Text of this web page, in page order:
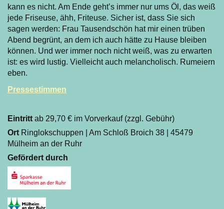
kann es nicht. Am Ende geht’s immer nur ums Öl, das weiß
jede Friseuse, ähh, Friteuse. Sicher ist, dass Sie sich
sagen werden: Frau Tausendschön hat mir einen trüben
Abend begrünt, an dem ich auch hätte zu Hause bleiben
können. Und wer immer noch nicht weiß, was zu erwarten
ist: es wird lustig. Vielleicht auch melancholisch. Rumeiern
eben.
Pressestimmen
Eintritt ab 29,70 € im Vorverkauf (zzgl. Gebühr)
Ort Ringlokschuppen | Am Schloß Broich 38 | 45479
Mülheim an der Ruhr
Gefördert durch